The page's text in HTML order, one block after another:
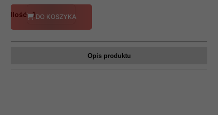
Ilość DO KOSZYKA
Opis produktu